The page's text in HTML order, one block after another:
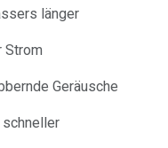
länger
Strom
Geräusche